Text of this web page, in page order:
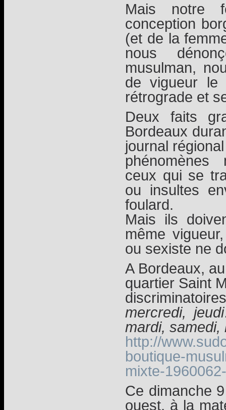
Mais notre
conception
(et de la
nous
musulman,
de vigueur le
rétrograde et
Deux faits
Bordeaux
journal
phénomènes
ceux qui se
ou insultes
foulard.
Mais ils
même
ou sexiste ne
A Bordeaux,
quartier Saint
mercredi,
mardi, samedi,
http://
boutique-
mixte-
Ce dimanche
ouest, à la